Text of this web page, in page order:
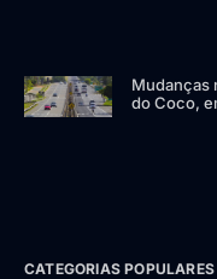
Mudanças
do Coco,
CATEGORIAS POPULARES